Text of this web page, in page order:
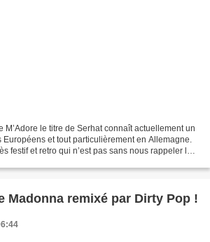
M’Adore le titre de Serhat connaît actuellement un
Européens et tout particulièrement en Allemagne.
festif et retro qui n’est pas sans nous rappeler le
Madonna remixé par Dirty Pop !